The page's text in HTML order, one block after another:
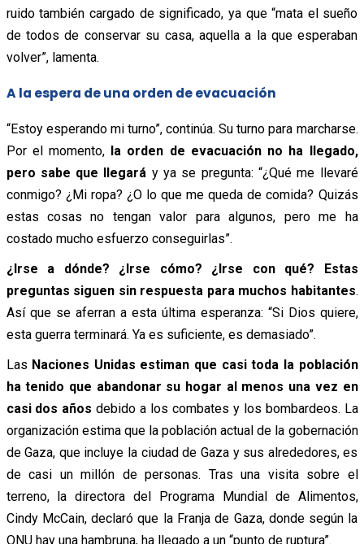
ruido también cargado de significado, ya que “mata el sueño
de todos de conservar su casa, aquella a la que esperaban
volver”, lamenta.
A la espera de una orden de evacuación
“Estoy esperando mi turno”, continúa. Su turno para marcharse.
Por el momento,la orden de evacuación no ha llegado,
pero sabe que llegará y ya se pregunta: “¿Qué me llevaré
conmigo? ¿Mi ropa? ¿O lo que me queda de comida? Quizás
estas cosas no tengan valor para algunos, pero me ha
costado mucho esfuerzo conseguirlas”.
¿Irse a dónde? ¿Irse cómo? ¿Irse con qué? Estas
preguntas siguen sin respuesta para muchos habitantes.
Así que se aferran a esta última esperanza: “Si Dios quiere,
esta guerra terminará. Ya es suficiente, es demasiado”.
Las Naciones Unidas estiman que casi toda la población
ha tenido que abandonar su hogar al menos una vez en
casi dos años debido a los combates y los bombardeos. La
organización estima que la población actual de la gobernación
de Gaza, que incluye la ciudad de Gaza y sus alrededores, es
de casi un millón de personas. Tras una visita sobre el
terreno, la directora del Programa Mundial de Alimentos,
Cindy McCain, declaró que la Franja de Gaza, donde según la
ONU hay una hambruna, ha llegado a un “punto de ruptura”.